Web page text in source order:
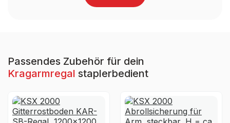
Garantiezeit
Brancheneignung
Holzhandel, Handwerk &
Werkstatt, Industrie &
Passendes Zubehör für dein
Kragarmregal staplerbedient